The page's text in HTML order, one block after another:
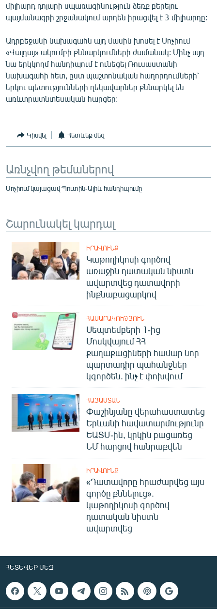
ՀԵՏԵՎԵՔ ՄԵԶ
«Ազատության» բոլոր կայքերը
միլիարդ դոլարի սպառազինություն ձեռք բերելու
պայմանագրի շրջանակում արդեն իրացվել է 3 միլիարդը:
Ադրբեջանի նախագահն այդ մասին խոսել է Սոչիում
«Վալդայ» ակումբի քննարկումների ժամանակ: Մինչ այդ
նա երկկողմ հանդիպում է ունեցել Ռուսաստանի
նախագահի հետ, ըստ պաշտոնական հաղորդումների՝
երկու պետությունների ղեկավարներ քննարկել են
առևտրատնտեսական հարցեր:
Կիսվել Հետևեք մեզ
Առնչվող թեմաներով
Սոչիում կայացավ Պուտին-Ալիև հանդիպումը
Շարունակել կարդալ
ԻՐԱՎՈՒՆՔ
Կաթողիկոսի գործով
առաջին դատական նիստն
ավարտվեց դատավորի
ինքնաբացարկով
ՀԱՍԱՐԱԿՈՒԹՅՈՒՆ
Սեպտեմբերի 1-ից
Մոսկվայում ՀՀ
քաղաքացիների համար նոր
պարտադիր պահանջներ
կգործեն. ինչ է փոխվում
ՀԱՅԱՍՏԱՆ
Փաշինյանը վերահաստատեց
Երևանի հավատարմությունը
ԵԱՏՄ-ին, կրկին բացառեց
ԵՄ հարցով հանրաքվեն
ԻՐԱՎՈՒՆՔ
«Դատավորը հրաժարվեց այս
գործը քննելուց».
կաթողիկոսի գործով
դատական նիստն
ավարտվեց
ՀԵՏԵՎԵՔ ՄԵԶ